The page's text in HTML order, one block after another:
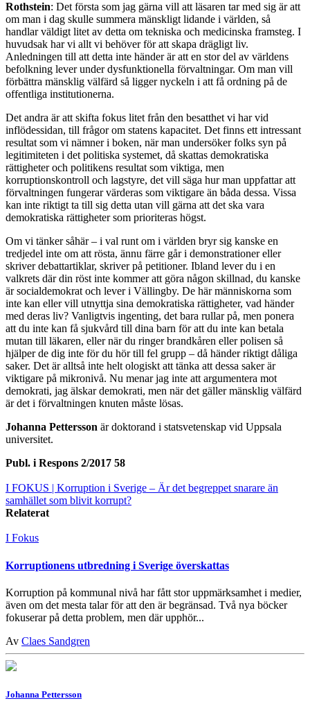
Rothstein: Det första som jag gärna vill att läsaren tar med sig är att
om man i dag skulle summera mänskligt lidande i världen, så
handlar väldigt litet av detta om tekniska och medicinska framsteg. I
huvudsak har vi allt vi behöver för att skapa drägligt liv.
Anledningen till att detta inte händer är att en stor del av världens
befolkning lever under dysfunktionella förvaltningar. Om man vill
förbättra mänsklig välfärd så ligger nyckeln i att få ordning på de
offentliga institutionerna.
Det andra är att skifta fokus litet från den besatthet vi har vid
inflödessidan, till frågor om statens kapacitet. Det finns ett intressant
resultat som vi nämner i boken, när man undersöker folks syn på
legitimiteten i det politiska systemet, då skattas demokratiska
rättigheter och politikens resultat som viktiga, men
korruptionskontroll och lagstyre, det vill säga hur man uppfattar att
förvaltningen fungerar värderas som viktigare än båda dessa. Vissa
kan inte riktigt ta till sig detta utan vill gärna att det ska vara
demokratiska rättigheter som prioriteras högst.
Om vi tänker såhär – i val runt om i världen bryr sig kanske en
tredjedel inte om att rösta, ännu färre går i demonstrationer eller
skriver debattartiklar, skriver på petitioner. Ibland lever du i en
valkrets där din röst inte kommer att göra någon skillnad, du kanske
är socialdemokrat och lever i Vällingby. De här människorna som
inte kan eller vill utnyttja sina demokratiska rättigheter, vad händer
med deras liv? Vanligtvis ingenting, det bara rullar på, men ponera
att du inte kan få sjukvård till dina barn för att du inte kan betala
mutan till läkaren, eller när du ringer brandkåren eller polisen så
hjälper de dig inte för du hör till fel grupp – då händer riktigt dåliga
saker. Det är alltså inte helt ologiskt att tänka att dessa saker är
viktigare på mikronivå. Nu menar jag inte att argumentera mot
demokrati, jag älskar demokrati, men när det gäller mänsklig välfärd
är det i förvaltningen knuten måste lösas.
Johanna Pettersson är doktorand i statsvetenskap vid Uppsala
universitet.
Publ. iRespons 2/2017 58
I FOKUS | Korruption i Sverige – Är det begreppet snarare än
samhället som blivit korrupt?
Relaterat
I Fokus
Korruptionens utbredning i Sverige överskattas
Korruption på kommunal nivå har fått stor uppmärksamhet i medier,
även om det mesta talar för att den är begränsad. Två nya böcker
fokuserar på detta problem, men där upphör...
Av Claes Sandgren
Johanna Pettersson